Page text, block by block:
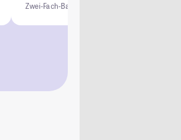
Zwei-Fach-Bachelor